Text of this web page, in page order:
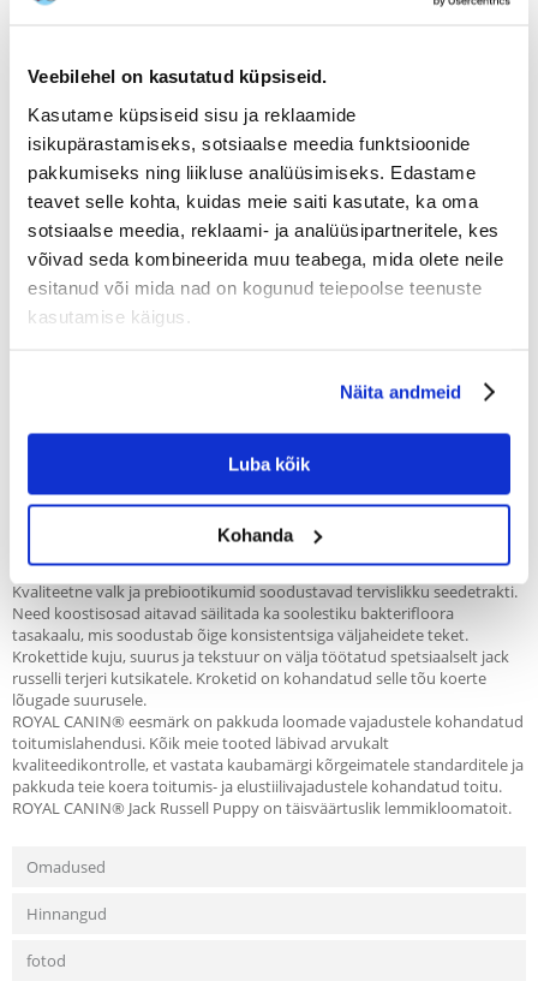
Veebilehel on kasutatud küpsiseid.
Kasutame küpsiseid sisu ja reklaamide
isikupärastamiseks, sotsiaalse meedia funktsioonide
pakkumiseks ning liikluse analüüsimiseks. Edastame
teavet selle kohta, kuidas meie saiti kasutate, ka oma
sotsiaalse meedia, reklaami- ja analüüsipartneritele, kes
võivad seda kombineerida muu teabega, mida olete neile
esitanud või mida nad on kogunud teiepoolse teenuste
kasutamise käigus.
Näita andmeid
Luba kõik
Kohanda
Recommend
WRITE A REVIEW
Kirjeldus
Eelised:
- Loomuliku immuunsuse tugevdamine
- Seedetrakti tervis
Jack russelli koerad on äärmiselt aktiivsed ja agiilsed ning tuntud oma
ROYAL CANIN® Jack Russell Puppy toit on spetsiaalselt välja töötatud
Nende koerte kasvuperiood on lühike ja väga intensiivne. ROYAL
CANIN® Jack Russell Puppy koostis soodustab tervislikku kasvu tänu
ROYAL CANIN® Jack Russell Puppy toit sisaldab ka patenteeritud
koaktiivsete antioksüdantide kompleksi, sealhulgas E-vitamiini.
Kompleks soodustab kutsika loomulike kaitsemehhanismide
tugevdamist.
Kvaliteetne valk ja prebiootikumid soodustavad tervislikku seedetrakti.
Need koostisosad aitavad säilitada ka soolestiku bakterifloora
tasakaalu, mis soodustab õige konsistentsiga väljaheidete teket.
Krokettide kuju, suurus ja tekstuur on välja töötatud spetsiaalselt jack
russelli terjeri kutsikatele. Kroketid on kohandatud selle tõu koerte
lõugade suurusele.
ROYAL CANIN® eesmärk on pakkuda loomade vajadustele kohandatud
toitumislahendusi. Kõik meie tooted läbivad arvukalt
kvaliteedikontrolle, et vastata kaubamärgi kõrgeimatele standarditele ja
pakkuda teie koera toitumis- ja elustiilivajadustele kohandatud toitu.
ROYAL CANIN® Jack Russell Puppy on täisväärtuslik lemmikloomatoit.
Omadused
Hinnangud
fotod